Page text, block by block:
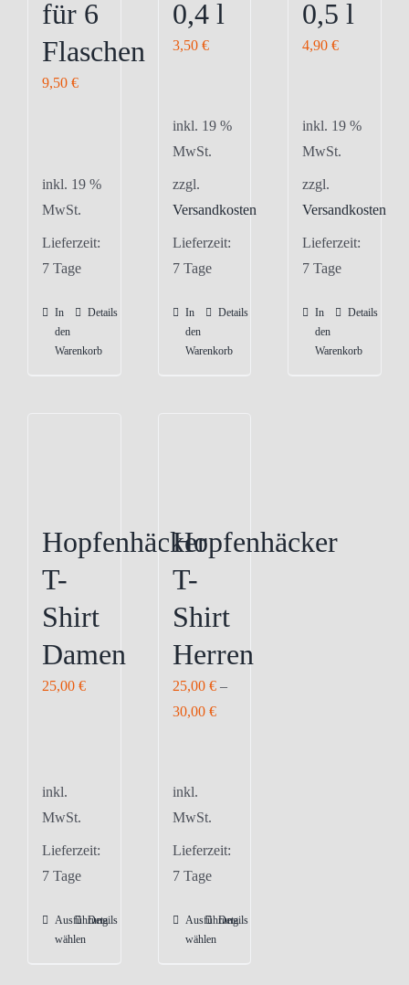
für 6
Flaschen
9,50 €
inkl. 19 %
MwSt.
Lieferzeit:
7 Tage
In
den
Warenkorb
Details
0,4 l
3,50 €
inkl. 19 %
MwSt.
zzgl.
Versandkosten
Lieferzeit:
7 Tage
In
den
Warenkorb
Details
0,5 l
4,90€
inkl. 19 %
MwSt.
zzgl.
Versandkosten
Lieferzeit:
7 Tage
In
den
Warenkorb
Details
Hopfenhäcker
T-
Shirt
Damen
25,00 €
inkl.
MwSt.
Lieferzeit:
7 Tage
Ausführung
wählen
Dieses
Produkt
Details
Hopfenhäcker
T-
Shirt
Herren
25,00 €–
30,00 €
inkl.
MwSt.
Lieferzeit:
7 Tage
Ausführung
wählen
Dieses
Produkt
Details